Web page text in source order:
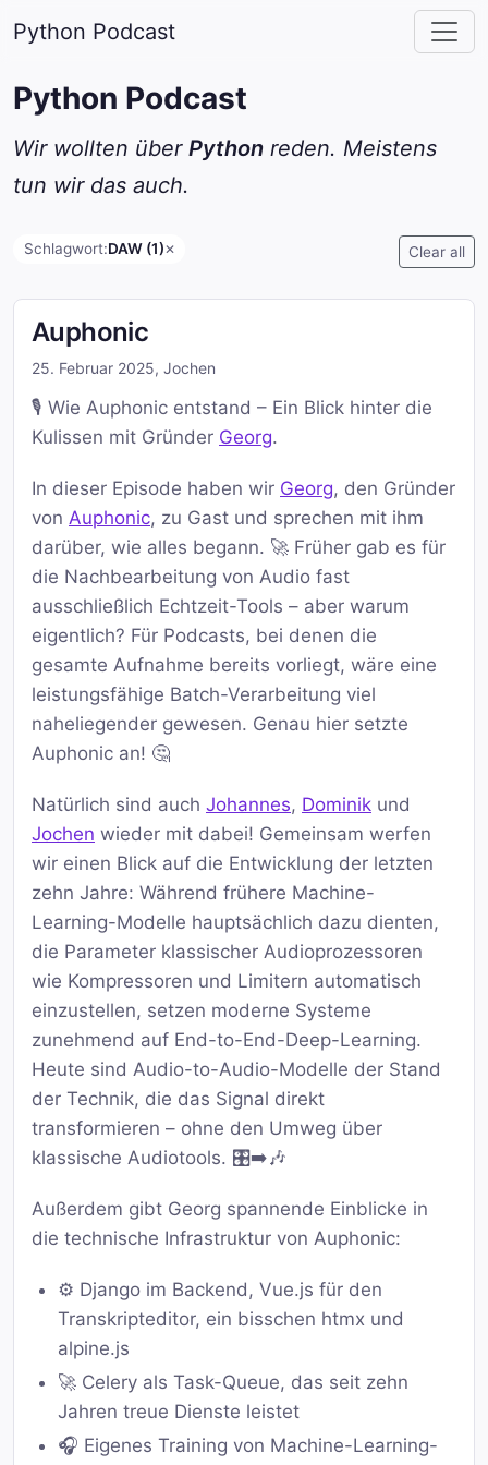
Python Podcast
Python Podcast
Wir wollten über Python reden. Meistens
tun wir das auch.
Schlagwort:DAW (1)✕ Clear all
Auphonic
25. Februar 2025, Jochen
🎙️ Wie Auphonic entstand – Ein Blick hinter die
Kulissen mit Gründer Georg.
In dieser Episode haben wir Georg, den Gründer
von Auphonic, zu Gast und sprechen mit ihm
darüber, wie alles begann. 🚀 Früher gab es für
die Nachbearbeitung von Audio fast
ausschließlich Echtzeit-Tools – aber warum
eigentlich? Für Podcasts, bei denen die
gesamte Aufnahme bereits vorliegt, wäre eine
leistungsfähige Batch-Verarbeitung viel
naheliegender gewesen. Genau hier setzte
Auphonic an! 🤔
Natürlich sind auch Johannes, Dominik und
Jochen wieder mit dabei! Gemeinsam werfen
wir einen Blick auf die Entwicklung der letzten
zehn Jahre: Während frühere Machine-
Learning-Modelle hauptsächlich dazu dienten,
die Parameter klassischer Audioprozessoren
wie Kompressoren und Limitern automatisch
einzustellen, setzen moderne Systeme
zunehmend auf End-to-End-Deep-Learning.
Heute sind Audio-to-Audio-Modelle der Stand
der Technik, die das Signal direkt
transformieren – ohne den Umweg über
klassische Audiotools. 🎛️➡️🎶
Außerdem gibt Georg spannende Einblicke in
die technische Infrastruktur von Auphonic:
⚙️ Django im Backend, Vue.js für den
Transkripteditor, ein bisschen htmx und
alpine.js
🚀 Celery als Task-Queue, das seit zehn
Jahren treue Dienste leistet
🎧 Eigenes Training von Machine-Learning-